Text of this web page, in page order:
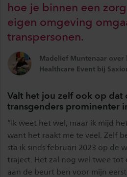
hoe je binnen een
eigen omgeving
transpersonen.
Madelief Muntenaar over
Healthcare Event bij
Valt het jou zelf ook op
transgenders prominenter
“Ik weet het wel, maar ik mijd
want het raakt me te veel. Zelf
sta ik sinds februari 2023 op de
traject. Het zal nog wel twee tot
aan de beurt ben voor mijn